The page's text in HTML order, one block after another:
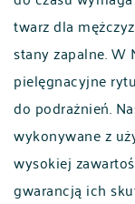
twarz dla
stany zapalne. W
pielęgnacyjne
do podrażnień.
wykonywane z
wysokiej
gwarancją ich